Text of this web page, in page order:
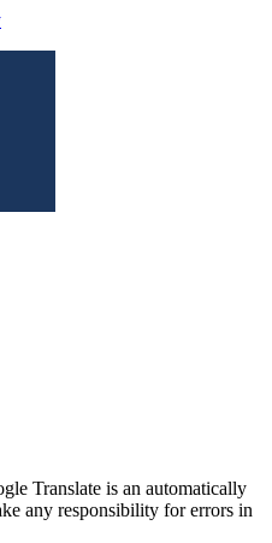
Translate is an automatically
any responsibility for errors in